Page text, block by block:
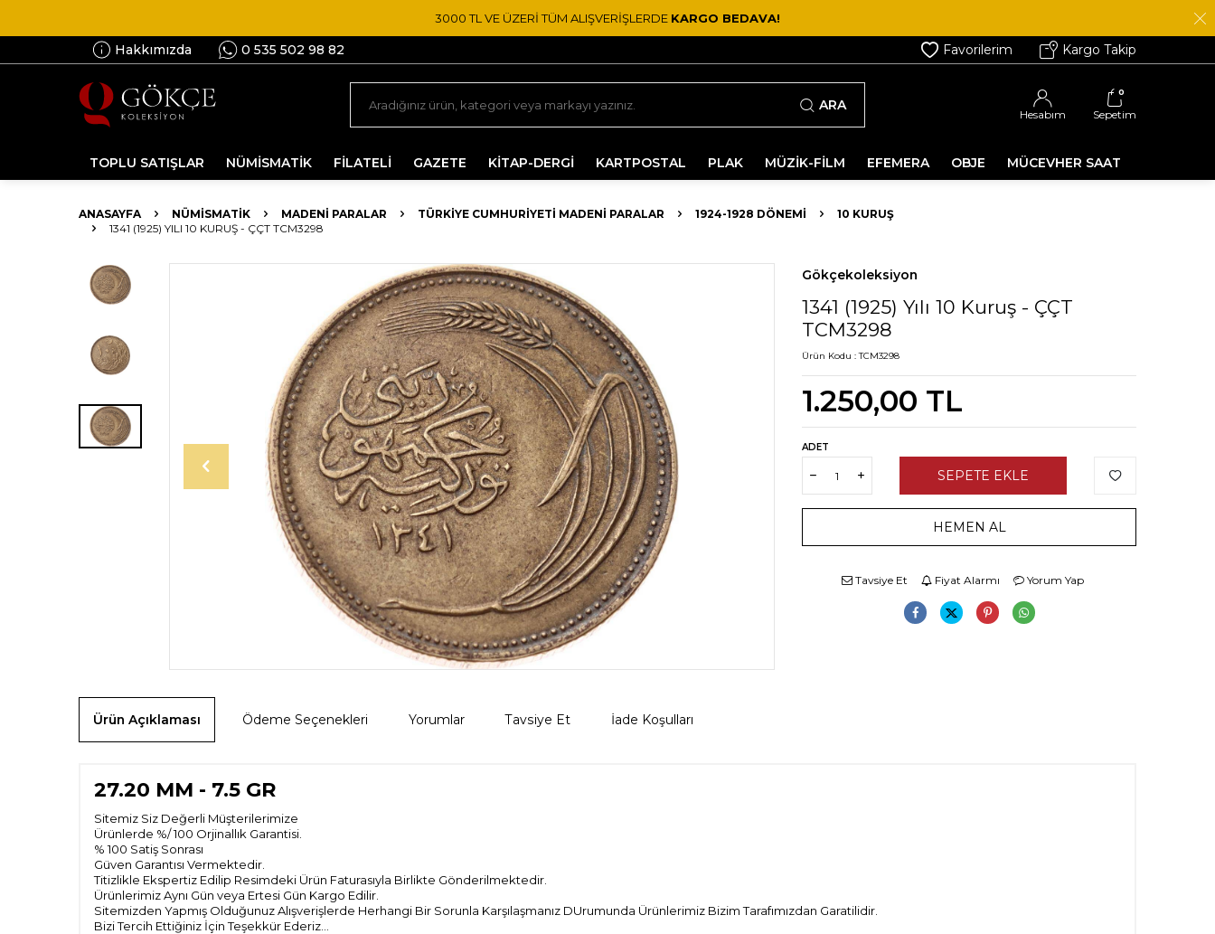
3000 TL VE ÜZERİ TÜM ALIŞVERİŞLERDE KARGO BEDAVA!
Hakkımızda 0 535 502 98 82 Favorilerim Kargo Takip
ARA
Hesabım
0
Sepetim
TOPLU SATIŞLAR NÜMİSMATİK FİLATELİ GAZETE KİTAP-DERGİ KARTPOSTAL PLAK MÜZİK-FİLM EFEMERA OBJE MÜCEVHER SAAT
ANASAYFA NÜMİSMATİK MADENI PARALAR TÜRKIYE CUMHURIYETI MADENI PARALAR 1924-1928 DÖNEMI
10 KURUŞ
1341 (1925) YILI 10 KURUŞ - ÇÇT TCM3298
Gökçekoleksiyon
1341 (1925) Yılı 10 Kuruş - ÇÇT
TCM3298
Ürün Kodu :TCM3298
1.250,00 TL
ADET
SEPETE EKLE
HEMEN AL
Tavsiye Et Fiyat Alarmı Yorum Yap
Ürün Açıklaması Ödeme Seçenekleri Yorumlar Tavsiye Et İade Koşulları
27.20 MM - 7.5 GR
Sitemiz Siz Değerli Müşterilerimize
Ürünlerde %/ 100 Orjinallık Garantisi.
% 100 Satiş Sonrası
Güven Garantısı Vermektedir.
Titizlikle Ekspertiz Edilip Resimdeki Ürün Faturasıyla Birlikte Gönderilmektedir.
Ürünlerimiz Aynı Gün veya Ertesi Gün Kargo Edilir.
Sitemizden Yapmış Olduğunuz Alışverişlerde Herhangi Bir Sorunla Karşılaşmanız DUrumunda Ürünlerimiz Bizim Tarafımızdan Garatilidir.
Bizi Tercih Ettiğiniz İçin Teşekkür Ederiz...